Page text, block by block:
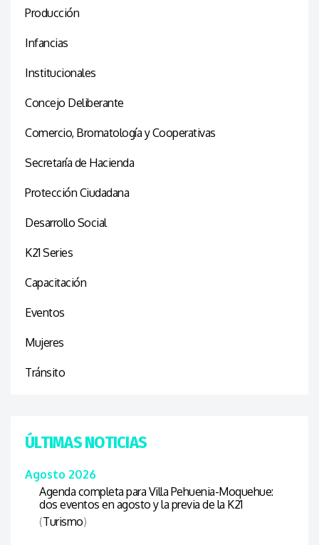
Producción
Infancias
Institucionales
Concejo Deliberante
Comercio, Bromatología y Cooperativas
Secretaría de Hacienda
Protección Ciudadana
Desarrollo Social
K21 Series
Capacitación
Eventos
Mujeres
Tránsito
ÚLTIMAS NOTICIAS
Agosto 2026
Agenda completa para Villa Pehuenia-Moquehue:
dos eventos en agosto y la previa de la K21
(Turismo)